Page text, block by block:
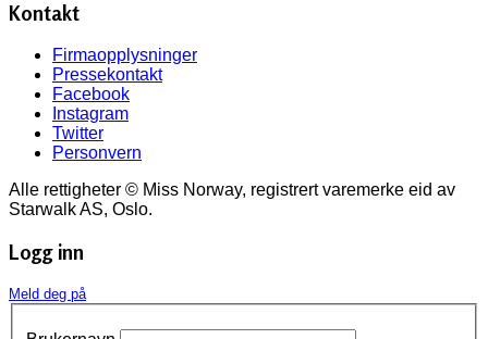
Kontakt
Firmaopplysninger
Pressekontakt
Facebook
Instagram
Twitter
Personvern
Alle rettigheter © Miss Norway, registrert varemerke eid av
Starwalk AS, Oslo.
Logg inn
Meld deg på